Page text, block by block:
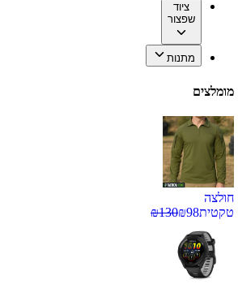
ציוד
שפצור
מתנות
מומלצים
חולצה
טקטית
₪98
₪130